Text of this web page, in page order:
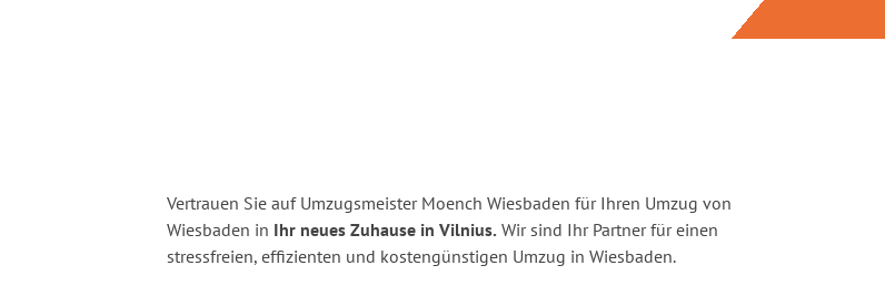
Vertrauen Sie auf Umzugsmeister Moench Wiesbaden für Ihren Umzug von
Wiesbaden in Ihr neues Zuhause in Vilnius. Wir sind Ihr Partner für einen
stressfreien, effizienten und kostengünstigen Umzug in Wiesbaden.